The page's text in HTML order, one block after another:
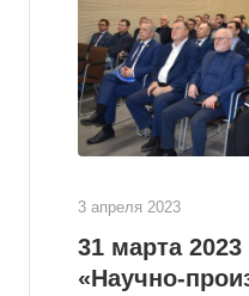
3 апреля 2023
31 марта
«Научно-